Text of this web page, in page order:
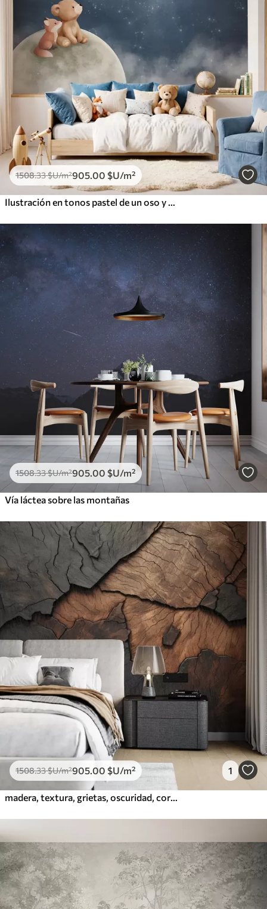
1508.33$U/m²905 .00 $U/m²
1508.33$U/m²905 .00 $U/m²
Vía láctea sobre las montañas
1508.33$U/m²905 .00 $U/m² 1